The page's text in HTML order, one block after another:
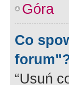
Góra
Co
“Usuń